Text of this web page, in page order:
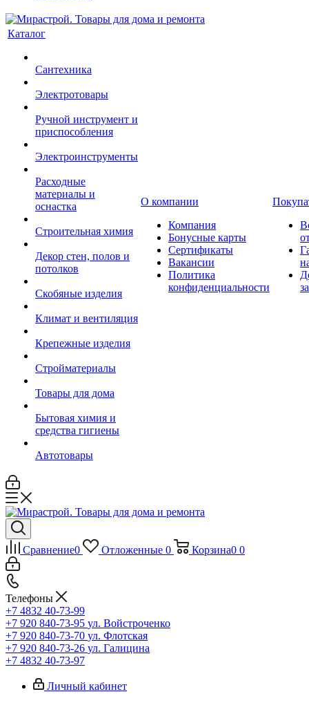
Каталог
Сантехника
Электротовары
Ручной инструмент и
приспособления
Электроинструменты
Расходные
материалы и
оснастка
Строительная химия
Декор стен, полов и
потолков
Скобяные изделия
Климат и вентиляция
Крепежные изделия
Стройматериалы
Товары для дома
Бытовая химия и
средства гигиены
Автотовары
О компании
Компания
Бонусные карты
Сертификаты
Вакансии
Политика
конфиденциальности
Сравнение0 Отложенные 0 Корзина0 0
Телефоны
+7 4832 40-73-99
+7 920 840-73-95 ул. Войстроченко
+7 920 840-73-70 ул. Флотская
+7 920 840-73-26 ул. Галицина
+7 4832 40-73-97
Личный кабинет